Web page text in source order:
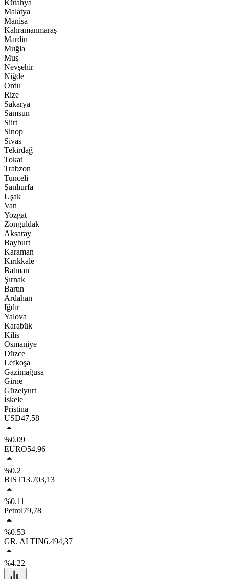
Kütahya
Malatya
Manisa
Kahramanmaraş
Mardin
Muğla
Muş
Nevşehir
Niğde
Ordu
Rize
Sakarya
Samsun
Siirt
Sinop
Sivas
Tekirdağ
Tokat
Trabzon
Tunceli
Şanlıurfa
Uşak
Van
Yozgat
Zonguldak
Aksaray
Bayburt
Karaman
Kırıkkale
Batman
Şırnak
Bartın
Ardahan
Iğdır
Yalova
Karabük
Kilis
Osmaniye
Düzce
Lefkoşa
Gazimağusa
Girne
Güzelyurt
İskele
Pristina
USD47,58
%0.09
EURO54,96
%0.2
BIST13.703,13
%0.11
Petrol79,78
%0.53
GR. ALTIN6.494,37
%4.22